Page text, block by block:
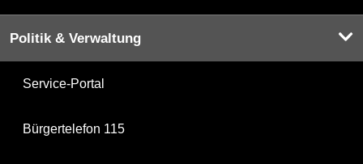
Politik & Verwaltung
Service-Portal
Bürgertelefon 115